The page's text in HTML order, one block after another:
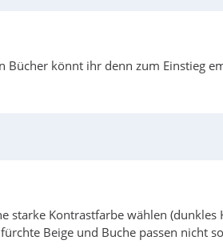
Bücher könnt ihr denn zum Einstieg
Kontrastfarbe wählen
Beige und Buche passen nicht